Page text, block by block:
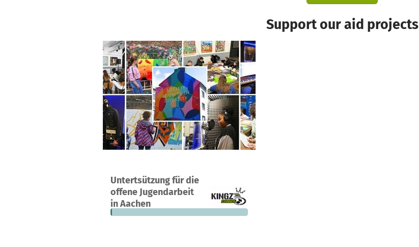
Support our aid projects
Untertsützung für die
offene Jugendarbeit
in Aachen
A project in Aachen, Germany
1
donation
1% €4,970
still needed